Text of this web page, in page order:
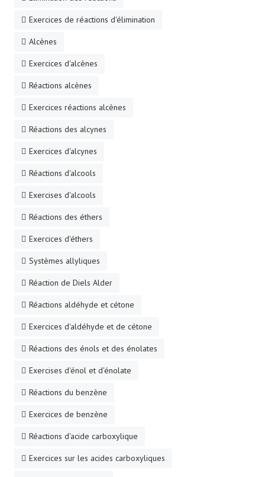
Exercices de réactions d'élimination
Alcènes
Exercices d'alcènes
Réactions alcènes
Exercices réactions alcènes
Réactions des alcynes
Exercices d'alcynes
Réactions d'alcools
Exercises d'alcools
Réactions des éthers
Exercices d'éthers
Systèmes allyliques
Réaction de Diels Alder
Réactions aldéhyde et cétone
Exercices d'aldéhyde et de cétone
Réactions des énols et des énolates
Exercises d'énol et d'énolate
Réactions du benzène
Exercices de benzène
Réactions d'acide carboxylique
Exercices sur les acides carboxyliques